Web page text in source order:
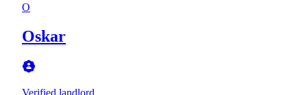
O
Oskar
Verified landlord